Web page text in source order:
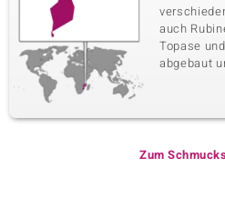
auch
Topase
abgebaut
Zum